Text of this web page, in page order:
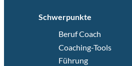
Schwerpunkte
Beruf Coach
Coaching-Tools
Führung